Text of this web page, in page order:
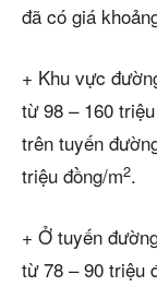
đã có giá
+ Khu vực
từ 98 – 160
trên tuyến
triệu đồng/m2.
+ Ở tuyến
từ 78 – 90 triệu